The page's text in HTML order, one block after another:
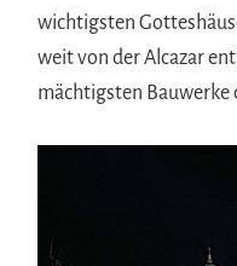
wichtigsten
weit von der Alcazar
mächtigsten Bauwerke